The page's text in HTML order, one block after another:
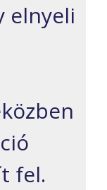
elnyeli
fel.